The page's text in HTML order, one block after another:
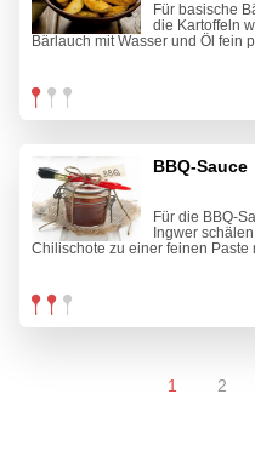
Für basische
die Kartoffeln
Bärlauch mit Wasser und Öl fein
BBQ-Sauce
Für die BBQ-
Ingwer
Chilischote zu einer feinen Paste
1 2